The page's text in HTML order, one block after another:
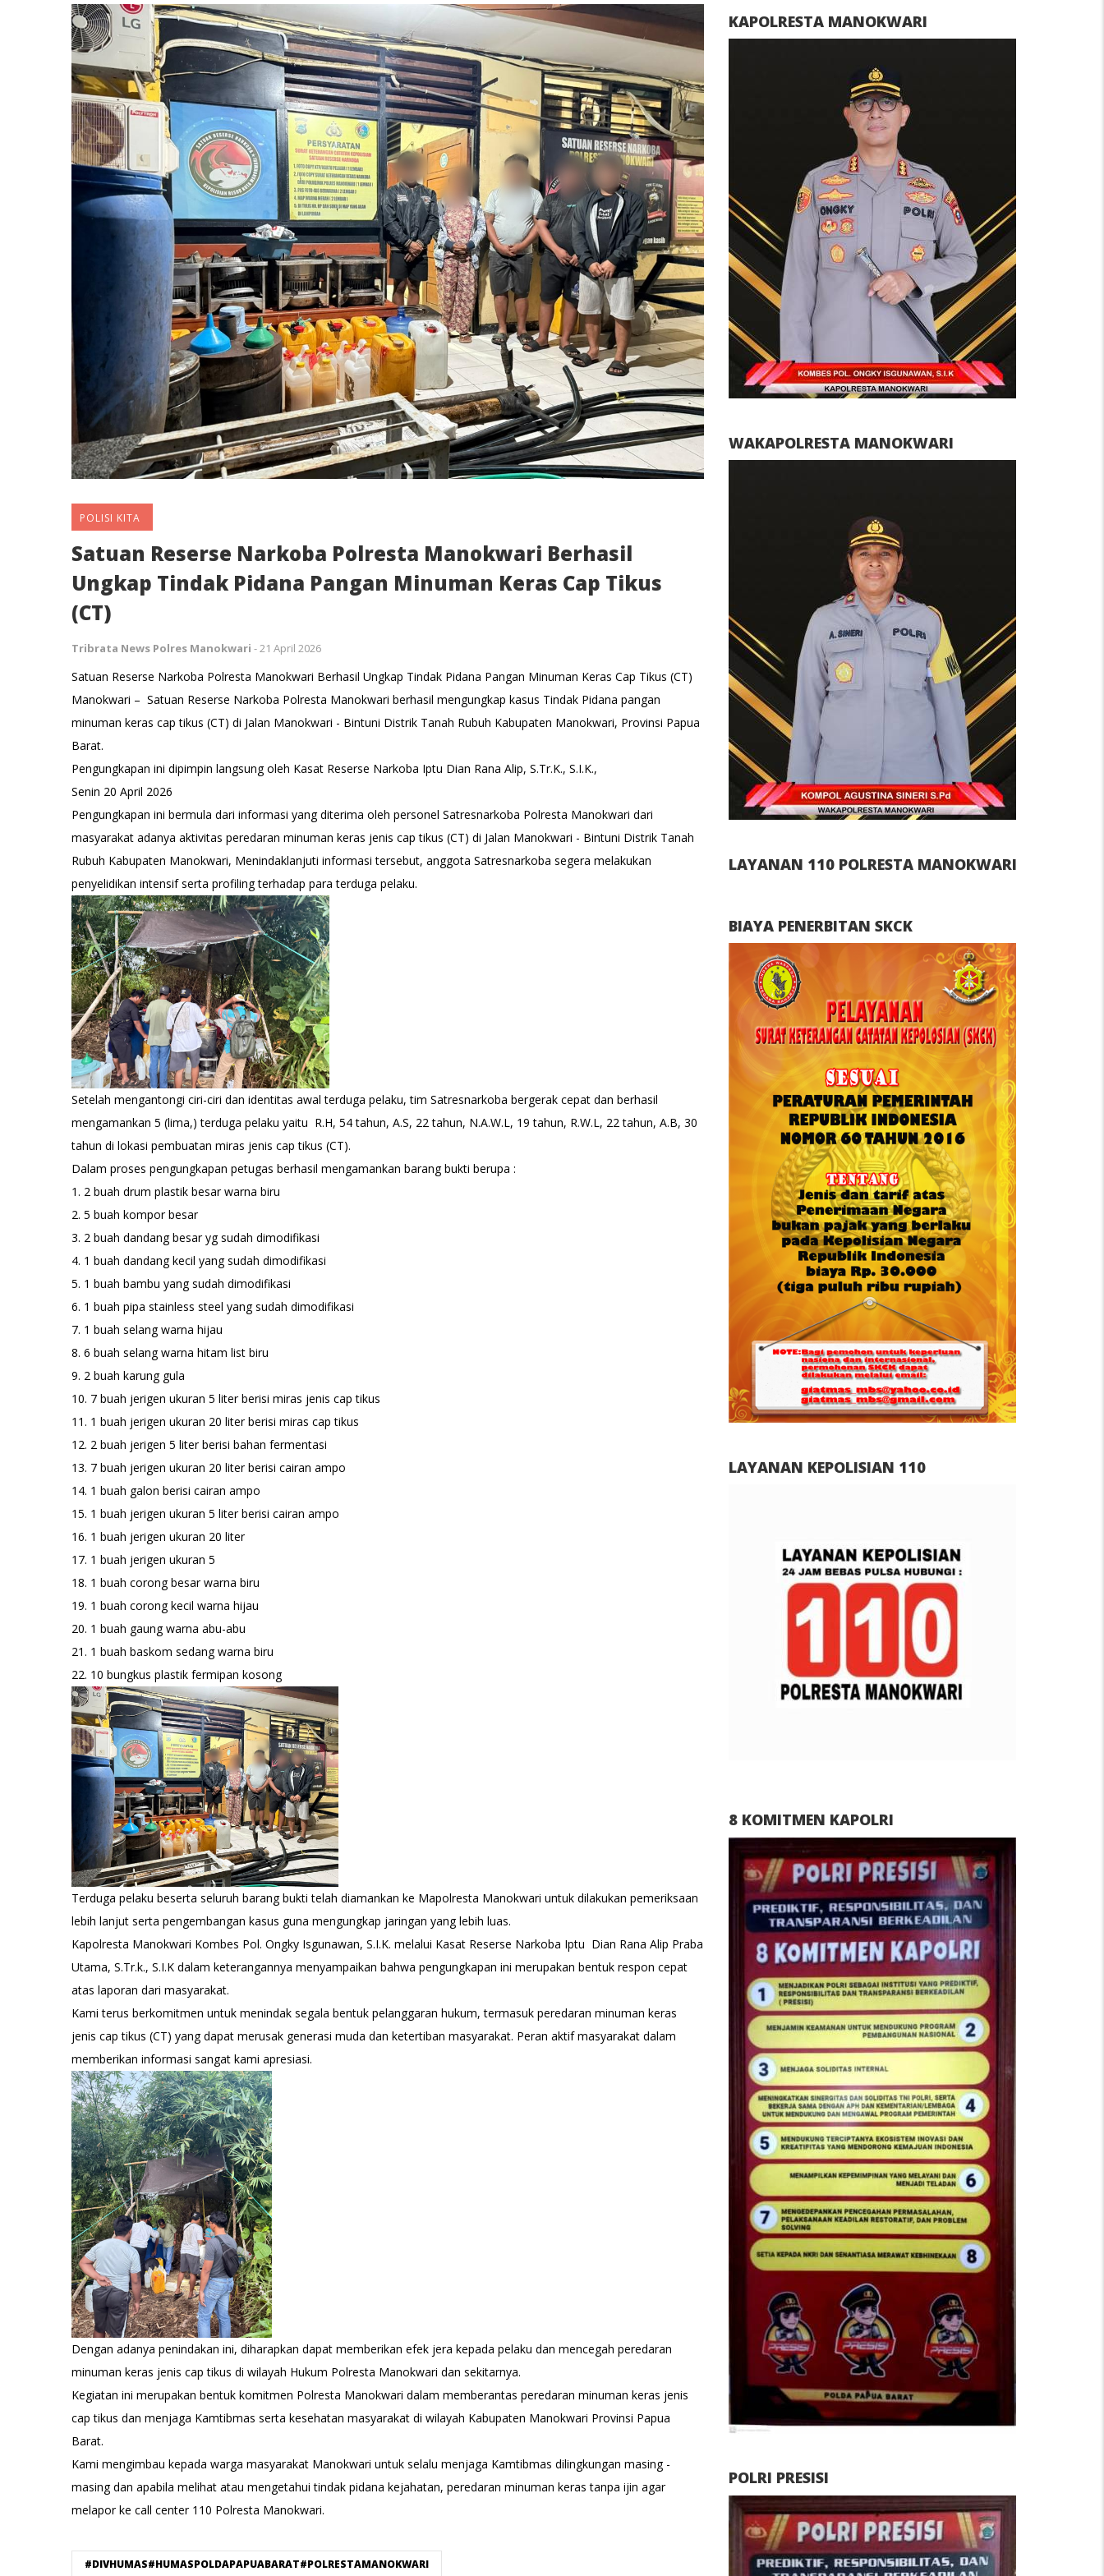
POLISI KITA
Satuan Reserse Narkoba Polresta Manokwari Berhasil
Ungkap Tindak Pidana Pangan Minuman Keras Cap Tikus
(CT)
Tribrata News Polres Manokwari - 21 April 2026
Satuan Reserse Narkoba Polresta Manokwari Berhasil Ungkap Tindak Pidana Pangan Minuman Keras Cap Tikus (CT)
Manokwari – Satuan Reserse Narkoba Polresta Manokwari berhasil mengungkap kasus Tindak Pidana pangan
minuman keras cap tikus (CT) di Jalan Manokwari - Bintuni Distrik Tanah Rubuh Kabupaten Manokwari, Provinsi Papua
Barat.
Pengungkapan ini dipimpin langsung oleh Kasat Reserse Narkoba Iptu Dian Rana Alip, S.Tr.K., S.I.K.,
Senin 20 April 2026
Pengungkapan ini bermula dari informasi yang diterima oleh personel Satresnarkoba Polresta Manokwari dari
masyarakat adanya aktivitas peredaran minuman keras jenis cap tikus (CT) di Jalan Manokwari - Bintuni Distrik Tanah
Rubuh Kabupaten Manokwari, Menindaklanjuti informasi tersebut, anggota Satresnarkoba segera melakukan
penyelidikan intensif serta profiling terhadap para terduga pelaku.
Setelah mengantongi ciri-ciri dan identitas awal terduga pelaku, tim Satresnarkoba bergerak cepat dan berhasil
mengamankan 5 (lima,) terduga pelaku yaitu R.H, 54 tahun, A.S, 22 tahun, N.A.W.L, 19 tahun, R.W.L, 22 tahun, A.B, 30
tahun di lokasi pembuatan miras jenis cap tikus (CT).
Dalam proses pengungkapan petugas berhasil mengamankan barang bukti berupa :
1. 2 buah drum plastik besar warna biru
2. 5 buah kompor besar
3. 2 buah dandang besar yg sudah dimodifikasi
4. 1 buah dandang kecil yang sudah dimodifikasi
5. 1 buah bambu yang sudah dimodifikasi
6. 1 buah pipa stainless steel yang sudah dimodifikasi
7. 1 buah selang warna hijau
8. 6 buah selang warna hitam list biru
9. 2 buah karung gula
10. 7 buah jerigen ukuran 5 liter berisi miras jenis cap tikus
11. 1 buah jerigen ukuran 20 liter berisi miras cap tikus
12. 2 buah jerigen 5 liter berisi bahan fermentasi
13. 7 buah jerigen ukuran 20 liter berisi cairan ampo
14. 1 buah galon berisi cairan ampo
15. 1 buah jerigen ukuran 5 liter berisi cairan ampo
16. 1 buah jerigen ukuran 20 liter
17. 1 buah jerigen ukuran 5
18. 1 buah corong besar warna biru
19. 1 buah corong kecil warna hijau
20. 1 buah gaung warna abu-abu
21. 1 buah baskom sedang warna biru
22. 10 bungkus plastik fermipan kosong
Terduga pelaku beserta seluruh barang bukti telah diamankan ke Mapolresta Manokwari untuk dilakukan pemeriksaan
lebih lanjut serta pengembangan kasus guna mengungkap jaringan yang lebih luas.
Kapolresta Manokwari Kombes Pol. Ongky Isgunawan, S.I.K. melalui Kasat Reserse Narkoba Iptu Dian Rana Alip Praba
Utama, S.Tr.k., S.I.K dalam keterangannya menyampaikan bahwa pengungkapan ini merupakan bentuk respon cepat
atas laporan dari masyarakat.
Kami terus berkomitmen untuk menindak segala bentuk pelanggaran hukum, termasuk peredaran minuman keras
jenis cap tikus (CT) yang dapat merusak generasi muda dan ketertiban masyarakat. Peran aktif masyarakat dalam
memberikan informasi sangat kami apresiasi.
Dengan adanya penindakan ini, diharapkan dapat memberikan efek jera kepada pelaku dan mencegah peredaran
minuman keras jenis cap tikus di wilayah Hukum Polresta Manokwari dan sekitarnya.
Kegiatan ini merupakan bentuk komitmen Polresta Manokwari dalam memberantas peredaran minuman keras jenis
cap tikus dan menjaga Kamtibmas serta kesehatan masyarakat di wilayah Kabupaten Manokwari Provinsi Papua
Barat.
Kami mengimbau kepada warga masyarakat Manokwari untuk selalu menjaga Kamtibmas dilingkungan masing -
masing dan apabila melihat atau mengetahui tindak pidana kejahatan, peredaran minuman keras tanpa ijin agar
melapor ke call center 110 Polresta Manokwari.
#DIVHUMAS#HUMASPOLDAPAPUABARAT#POLRESTAMANOKWARI
KAPOLRESTA MANOKWARI
WAKAPOLRESTA MANOKWARI
LAYANAN 110 POLRESTA MANOKWARI
BIAYA PENERBITAN SKCK
LAYANAN KEPOLISIAN 110
8 KOMITMEN KAPOLRI
POLRI PRESISI